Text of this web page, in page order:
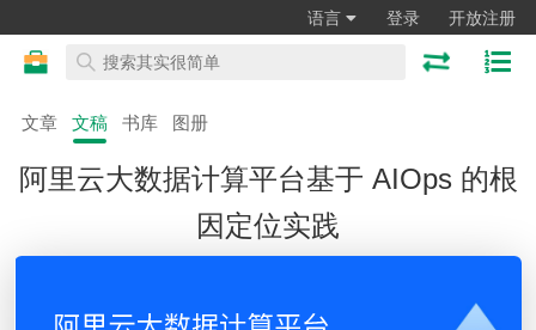
语言 登录 开放注册
文章 文稿 书库 图册
阿里云大数据计算平台基于 AIOps 的根
因定位实践